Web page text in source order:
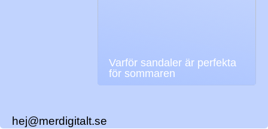
Varför sandaler är perfekta
för sommaren
hej@merdigitalt.se